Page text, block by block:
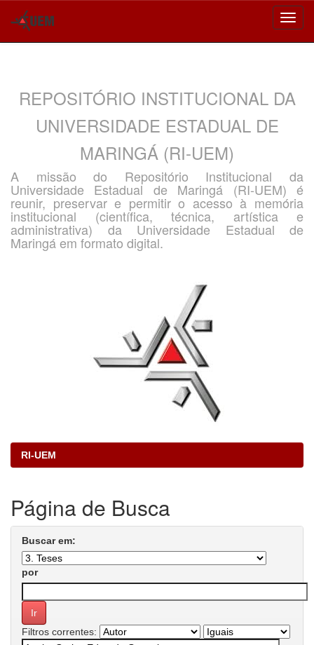
REPOSITÓRIO INSTITUCIONAL DA
UNIVERSIDADE ESTADUAL DE
MARINGÁ (RI-UEM)
A missão do Repositório Institucional da
Universidade Estadual de Maringá (RI-UEM) é
reunir, preservar e permitir o acesso à memória
institucional (científica, técnica, artística e
administrativa) da Universidade Estadual de
Maringá em formato digital.
RI-UEM
Página de Busca
Buscar em:
por
Filtros correntes: